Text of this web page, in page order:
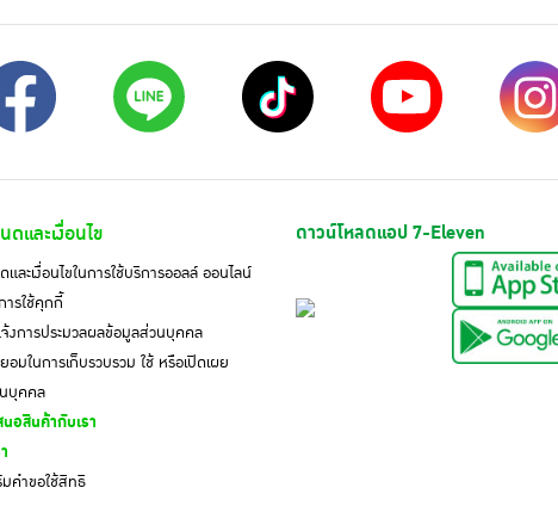
และเงื่อนไข
ละเงื่อนไขในการใช้บริการออลล์ ออนไลน์
ารใช้คุกกี้
จ้งการประมวลผลข้อมูลส่วนบุคคล
มในการเก็บรวบรวม ใช้ หรือเปิดเผย
บุคคล
นอสินค้ากับเรา
คำขอใช้สิทธิ
ดาวน์โหลดแอป 7-Eleven